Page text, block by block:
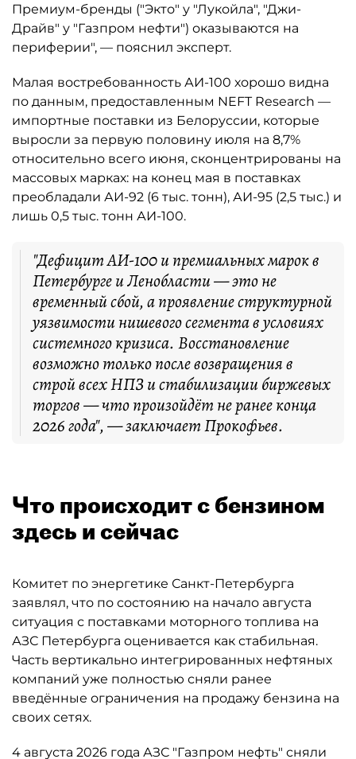
Премиум-бренды ("Экто" у "Лукойла", "Джи-
Драйв" у "Газпром нефти") оказываются на
периферии", — пояснил эксперт.
Малая востребованность АИ-100 хорошо видна
по данным, предоставленным NEFT Research —
импортные поставки из Белоруссии, которые
выросли за первую половину июля на 8,7%
относительно всего июня, сконцентрированы на
массовых марках: на конец мая в поставках
преобладали АИ-92 (6 тыс. тонн), АИ-95 (2,5 тыс.) и
лишь 0,5 тыс. тонн АИ-100.
"Дефицит АИ-100 и премиальных марок в
Петербурге и Ленобласти — это не
временный сбой, а проявление структурной
уязвимости нишевого сегмента в условиях
системного кризиса. Восстановление
возможно только после возвращения в
строй всех НПЗ и стабилизации биржевых
торгов — что произойдёт не ранее конца
2026 года", — заключает Прокофьев.
Что происходит с бензином
здесь и сейчас
Комитет по энергетике Санкт-Петербурга
заявлял, что по состоянию на начало августа
ситуация с поставками моторного топлива на
АЗС Петербурга оценивается как стабильная.
Часть вертикально интегрированных нефтяных
компаний уже полностью сняли ранее
введённые ограничения на продажу бензина на
своих сетях.
4 августа 2026 года АЗС "Газпром нефть" сняли